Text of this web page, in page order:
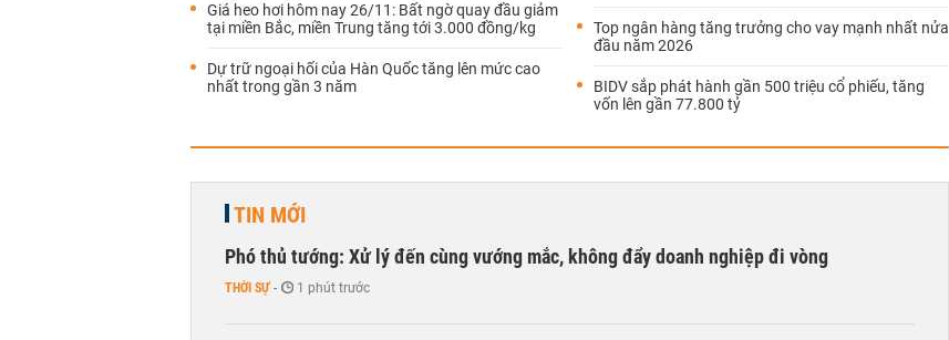
Giá heo hơi hôm nay 26/11: Bất ngờ quay đầu giảm
tại miền Bắc, miền Trung tăng tới 3.000 đồng/kg
Dự trữ ngoại hối của Hàn Quốc tăng lên mức cao
nhất trong gần 3 năm
Top ngân hàng tăng trưởng cho vay mạnh nhất nửa
đầu năm 2026
BIDV sắp phát hành gần 500 triệu cổ phiếu, tăng
vốn lên gần 77.800 tỷ
TIN MỚI
Phó thủ tướng: Xử lý đến cùng vướng mắc, không đẩy doanh nghiệp đi vòng
THỜI SỰ - 1 phút trước